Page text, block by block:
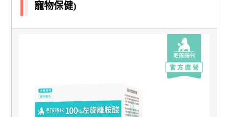
寵物保健)